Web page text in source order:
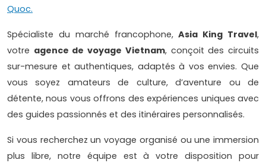
Quoc.
Spécialiste du marché francophone,Asia King Travel,
votre agence de voyage Vietnam, conçoit des circuits
sur-mesure et authentiques, adaptés à vos envies. Que
vous soyez amateurs de culture, d’aventure ou de
détente, nous vous offrons des expériences uniques avec
des guides passionnés et des itinéraires personnalisés.
Si vous recherchez un voyage organisé ou une immersion
plus libre, notre équipe est à votre disposition pour